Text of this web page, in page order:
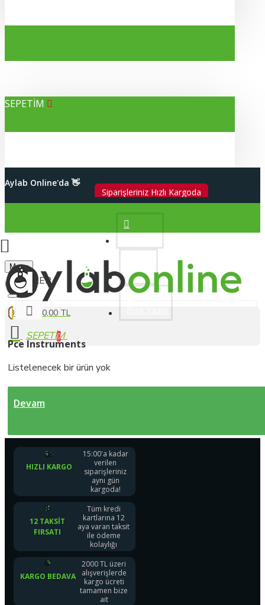
SEPETİM
Aylab Online'da 👋 2000 TL Üzeri Kargo Bedava
Siparişleriniz Hızlı Kargoda
Üye Ol
Menu
0 ürün - 0,00 TL
0
Pce Instruments
Listelenecek bir ürün yok
Devam
HIZLI KARGO
15:00'a kadar
verilen
siparişleriniz
aynı gün
kargoda!
12 TAKSIT
FIRSATI
Tüm kredi
kartlarına 12
aya varan taksit
ile ödeme
kolaylığı
KARGO BEDAVA
2000 TL üzeri
alışverişlerde
kargo ücreti
tamamen bize
ait